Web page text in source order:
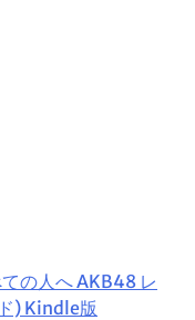
の人へ AKB48 レ
) Kindle版